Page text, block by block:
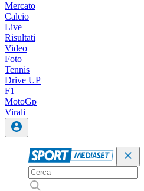
Mercato
Calcio
Live
Risultati
Video
Foto
Tennis
Drive UP
F1
MotoGp
Virali